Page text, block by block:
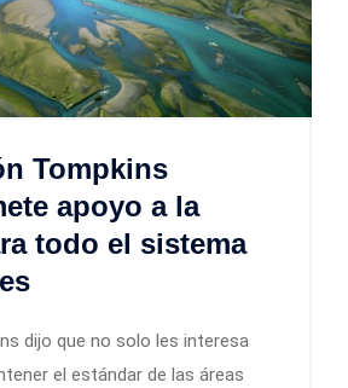
Tompkins
apoyo a la
todo el sistema
dijo que no solo les interesa
el estándar de las áreas